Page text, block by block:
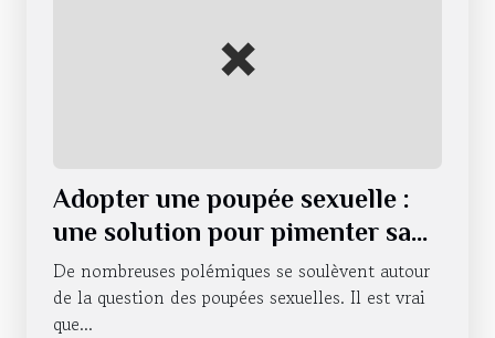
Adopter une poupée sexuelle :
une solution pour pimenter sa
vie sexuelle ?
De nombreuses polémiques se soulèvent autour
de la question des poupées sexuelles. Il est vrai
que...